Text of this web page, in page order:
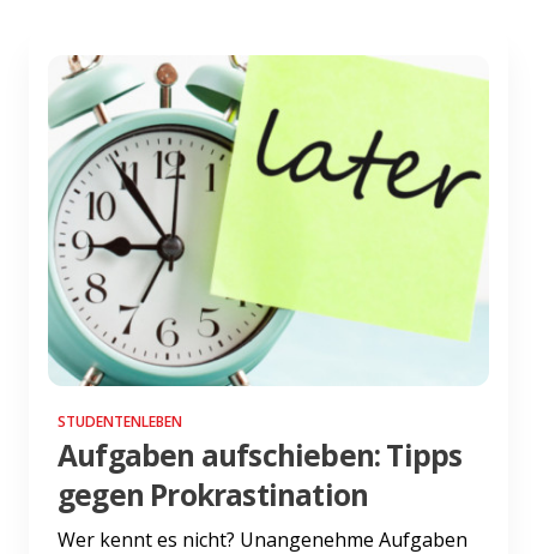
STUDENTENLEBEN
Aufgaben aufschieben: Tipps
gegen Prokrastination
Wer kennt es nicht? Unangenehme Aufgaben